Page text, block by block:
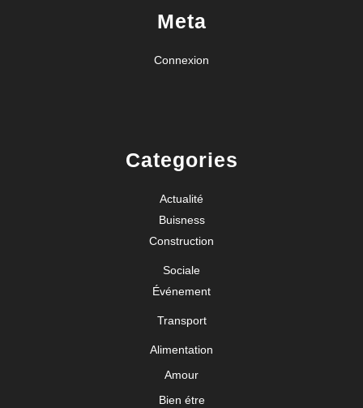
Meta
Connexion
Categories
Actualité
Buisness
Construction
Sociale
Événement
Transport
Alimentation
Amour
Bien étre